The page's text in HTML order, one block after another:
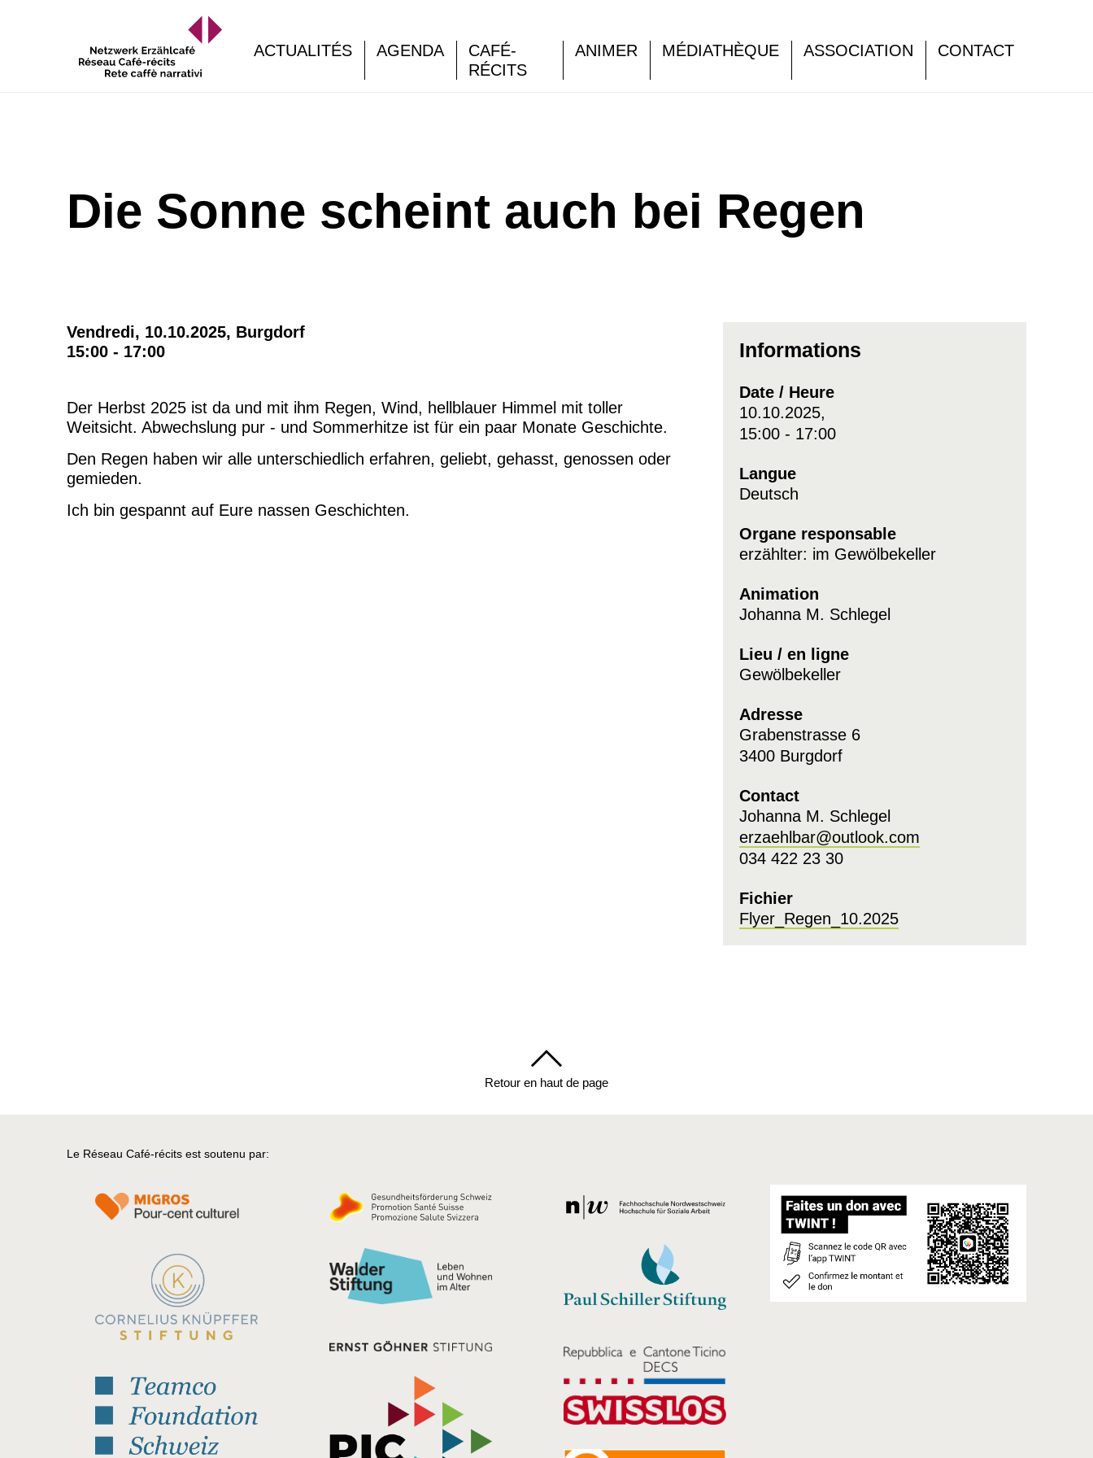
ACTUALITÉS AGENDA
CAFÉ-
RÉCITS
ANIMER MÉDIATHÈQUE ASSOCIATION CONTACT
Die Sonne scheint auch bei Regen
Vendredi, 10.10.2025, Burgdorf
15:00 - 17:00
Der Herbst 2025 ist da und mit ihm Regen, Wind, hellblauer Himmel mit toller
Weitsicht. Abwechslung pur - und Sommerhitze ist für ein paar Monate Geschichte.
Den Regen haben wir alle unterschiedlich erfahren, geliebt, gehasst, genossen oder
gemieden.
Ich bin gespannt auf Eure nassen Geschichten.
Informations
Date / Heure
10.10.2025,
15:00 - 17:00
Langue
Deutsch
Organe responsable
erzählter: im Gewölbekeller
Animation
Johanna M. Schlegel
Lieu / en ligne
Gewölbekeller
Adresse
Grabenstrasse 6
3400 Burgdorf
Contact
Johanna M. Schlegel
erzaehlbar@outlook.com
034 422 23 30
Fichier
Flyer_Regen_10.2025
Retour en haut de page
Le Réseau Café-récits est soutenu par: